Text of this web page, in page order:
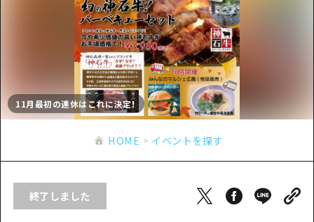
アート
イベント・祭り
グルメ・酒
サイクリング
ショッピング
ナイトライフ
世界遺産
Dive! Hiroshima 公式ガイド
広島もしもトラベル
あたらしい非日常
広島市周辺
安芸
備後
スポット・体験一覧
広島市周辺
安芸
備後
備北
宮島周辺
イベント
旬情報
お役立ち情報
アクセス
二次交通まとめ
HOME
HOME イベントを探す
終了しました
11月最初の連休はこれに決定！